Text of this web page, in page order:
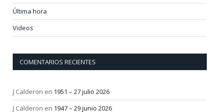
Última hora
Videos
COMENTARIOS RECIENTES
J Calderon en 1951 – 27 julio 2026
J Calderon en 1947 – 29 junio 2026